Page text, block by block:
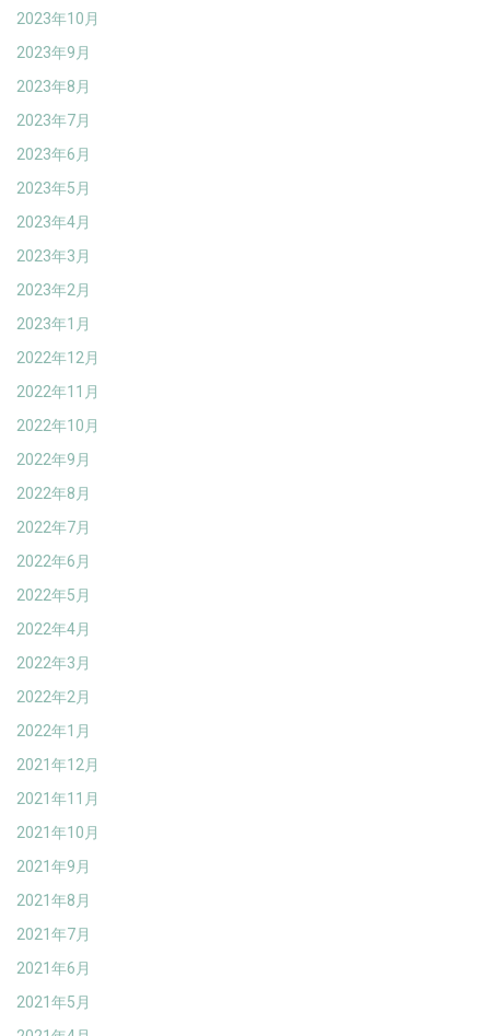
2023年10月
2023年9月
2023年8月
2023年7月
2023年6月
2023年5月
2023年4月
2023年3月
2023年2月
2023年1月
2022年12月
2022年11月
2022年10月
2022年9月
2022年8月
2022年7月
2022年6月
2022年5月
2022年4月
2022年3月
2022年2月
2022年1月
2021年12月
2021年11月
2021年10月
2021年9月
2021年8月
2021年7月
2021年6月
2021年5月